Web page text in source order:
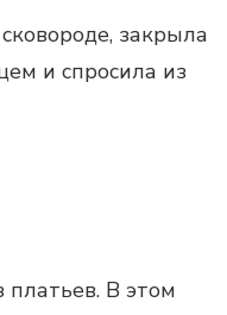
закрыла
и спросила из
В этом